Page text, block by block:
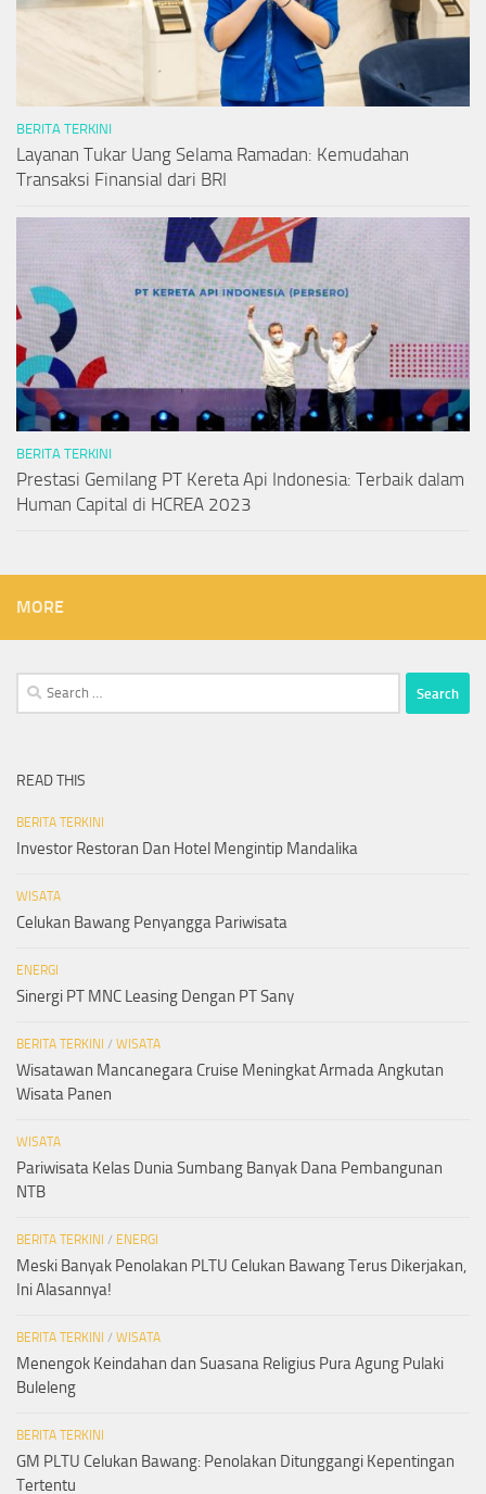
BERITA TERKINI
Layanan Tukar Uang Selama Ramadan: Kemudahan
Transaksi Finansial dari BRI
BERITA TERKINI
Prestasi Gemilang PT Kereta Api Indonesia: Terbaik dalam
Human Capital di HCREA 2023
MORE
Search
for:
READ THIS
BERITA TERKINI
Investor Restoran Dan Hotel Mengintip Mandalika
WISATA
Celukan Bawang Penyangga Pariwisata
ENERGI
Sinergi PT MNC Leasing Dengan PT Sany
BERITA TERKINI / WISATA
Wisatawan Mancanegara Cruise Meningkat Armada Angkutan
Wisata Panen
WISATA
Pariwisata Kelas Dunia Sumbang Banyak Dana Pembangunan
NTB
BERITA TERKINI / ENERGI
Meski Banyak Penolakan PLTU Celukan Bawang Terus Dikerjakan,
Ini Alasannya!
BERITA TERKINI / WISATA
Menengok Keindahan dan Suasana Religius Pura Agung Pulaki
Buleleng
BERITA TERKINI
GM PLTU Celukan Bawang: Penolakan Ditunggangi Kepentingan
Tertentu